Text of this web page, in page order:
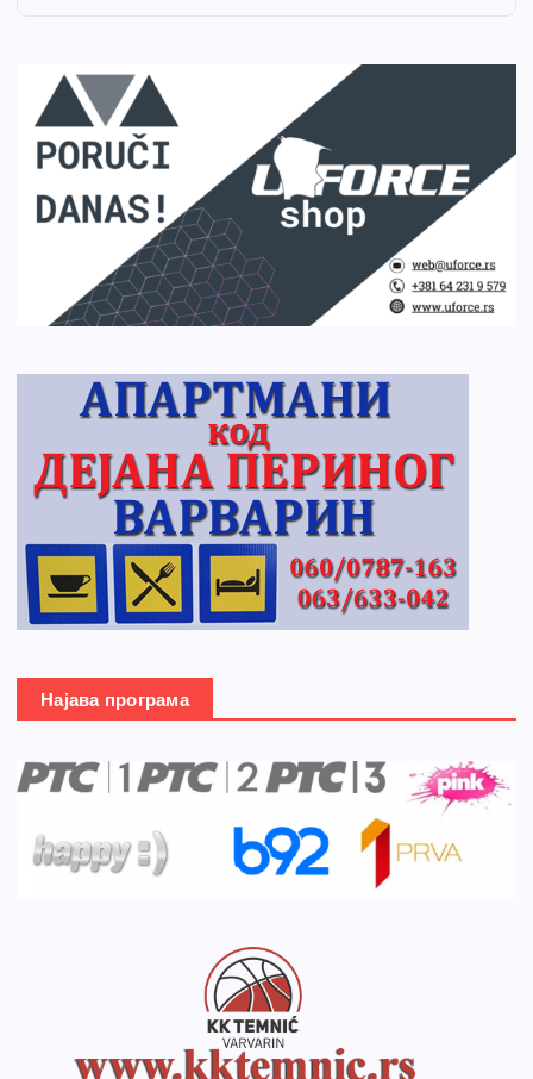
Најава програма